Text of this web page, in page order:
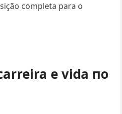
completa para o
e vida пo